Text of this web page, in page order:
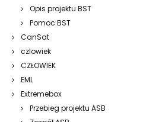
Opis projektu BST
Pomoc BST
CanSat
czlowiek
CZŁOWIEK
EML
Extremebox
Przebieg projektu ASB